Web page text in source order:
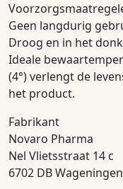
Geen langdurig
Droog en in het
Ideale
(4°) verlengt de
het product.
Fabrikant
Novaro Pharma
Nel Vlietsstraat 14 c
6702 DB Wageningen